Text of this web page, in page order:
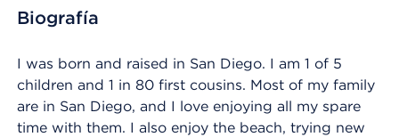
Biografía
I was born and raised in San Diego. I am 1 of 5
children and 1 in 80 first cousins. Most of my family
are in San Diego, and I love enjoying all my spare
time with them. I also enjoy the beach, trying new